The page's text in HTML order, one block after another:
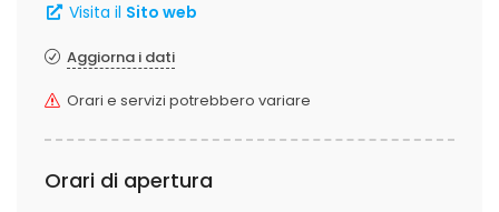
Visita il Sito web
Aggiorna i dati
Orari e servizi potrebbero variare
Orari di apertura